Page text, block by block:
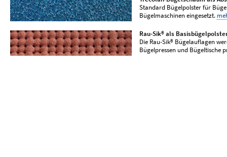
Standard Bügelpolster für
Bügelmaschinen eingesetzt.
Rau-Sik® als
Die Rau-Sik® Bügelauflagen
Bügelpressen und Bügeltische